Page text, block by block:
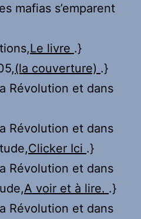
mafias s’emparent
Le livre .}
(la couverture) .}
Révolution et dans
Révolution et dans
Clicker Ici .}
Révolution et dans
A voir et à lire. .}
Révolution et dans